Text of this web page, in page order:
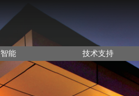
能 技术支持